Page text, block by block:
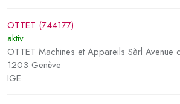
OTTET (744177)
aktiv
OTTET Machines et Appareils Sàrl Avenue
1203 Genève
IGE